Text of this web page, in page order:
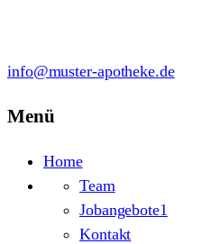
info@muster-apotheke.de
Menü
Home
Team
Jobangebote1
Kontakt